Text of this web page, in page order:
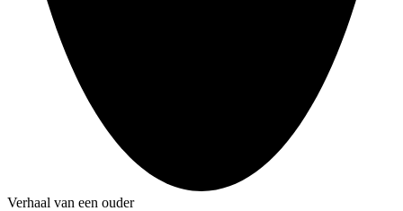
Verhaal van een ouder